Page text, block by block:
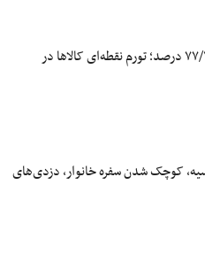
بانک مرکزی: تورم نقطه‌ای اردیبهشت ۷۷/۲ درصد؛ تورم نقطه‌ای کالاها در
کوچک شدن سفره خانوار، دزدی‌های